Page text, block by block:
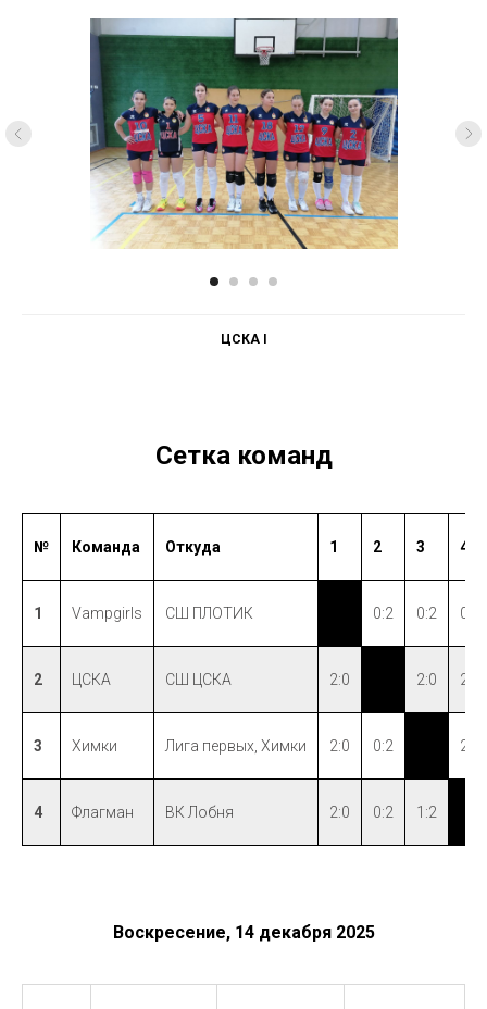
ЦСКА I
Сетка команд
№ Команда Откуда 1 2 3 4
1 Vampgirls СШ ПЛОТИК 0:2 0:2 0:2
2 ЦСКА СШ ЦСКА 2:0 2:0 2:0
3 Химки Лига первых, Химки 2:0 0:2 2:1
4 Флагман ВК Лобня 2:0 0:2 1:2
Воскресение, 14 декабря 2025